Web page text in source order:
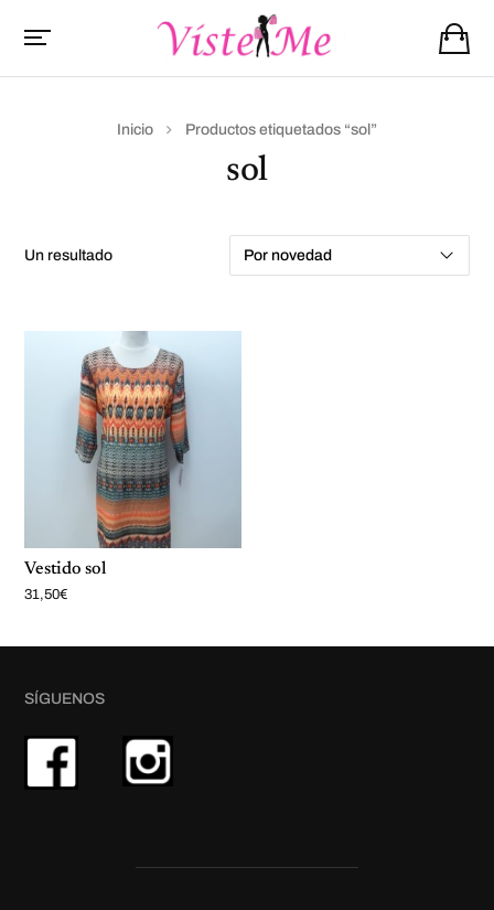
Inicio Productos etiquetados “sol”
sol
un resultado
Vestido sol
31,50€
SÍGUENOS